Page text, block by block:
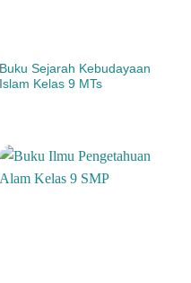
Buku Sejarah Kebudayaan
Islam Kelas 9 MTs